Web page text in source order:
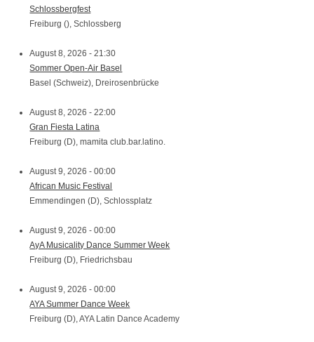
Schlossbergfest
Freiburg (), Schlossberg
August 8, 2026 - 21:30
Sommer Open-Air Basel
Basel (Schweiz), Dreirosenbrücke
August 8, 2026 - 22:00
Gran Fiesta Latina
Freiburg (D), mamita club.bar.latino.
August 9, 2026 - 00:00
African Music Festival
Emmendingen (D), Schlossplatz
August 9, 2026 - 00:00
AyA Musicality Dance Summer Week
Freiburg (D), Friedrichsbau
August 9, 2026 - 00:00
AYA Summer Dance Week
Freiburg (D), AYA Latin Dance Academy